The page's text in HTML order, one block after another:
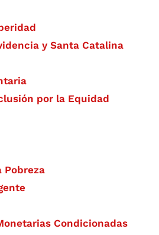
y Santa Catalina
por la Equidad
Pobreza
Condicionadas